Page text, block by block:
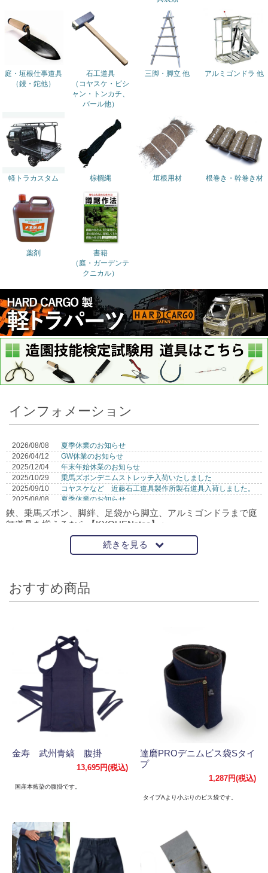
庭・垣根仕事道具
（鏝・鉈他）
石工道具
（コヤスケ・ビシ
ャン・トンカチ、
バール他）
三脚・脚立 他 アルミゴンドラ 他
軽トラカスタム 棕櫚縄 垣根用材 根巻き・幹巻き材
薬剤
書籍
（庭・ガーデンテ
クニカル）
インフォメーション
2026/08/08
夏季休業のお知らせ
2026/04/12
GW休業のお知らせ
2025/12/04
年末年始休業のお知らせ
2025/10/29
乗馬ズボンデニムストレッチ入荷いたしました
2025/09/10
コヤスケなど 近藤石工道具製作所製石道具入荷しました。
2025/08/08
夏季休業のお知らせ
2024/12/21
年末年始休業のお知らせ
鋏、乗馬ズボン、脚絆、足袋から脚立、アルミゴンドラまで庭
師道具を揃えるなら【KYOUENstoe】へ。
続きを見る
おすすめ商品
金寿 武州青縞 腹掛
13,695円(税込)
国産本藍染の腹掛です。
達磨PROデニムビス袋Sタイ
プ
1,287円(税込)
タイプAより小ぶりのビス袋です。